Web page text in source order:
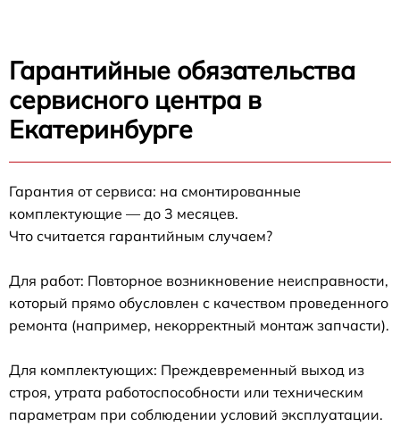
Гарантийные обязательства
сервисного центра в
Екатеринбурге
Гарантия от сервиса: на смонтированные
комплектующие — до 3 месяцев.
Что считается гарантийным случаем?
Для работ: Повторное возникновение неисправности,
который прямо обусловлен с качеством проведенного
ремонта (например, некорректный монтаж запчасти).
Для комплектующих: Преждевременный выход из
строя, утрата работоспособности или техническим
параметрам при соблюдении условий эксплуатации.